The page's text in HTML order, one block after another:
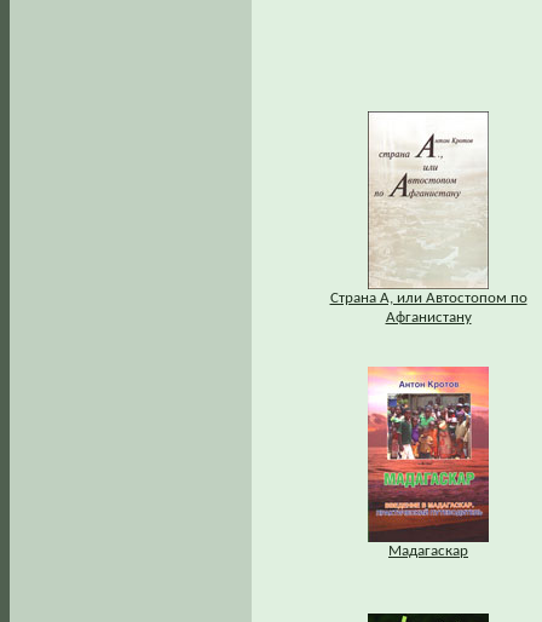
Страна А, или Автостопом по
Афганистану
Мадагаскар